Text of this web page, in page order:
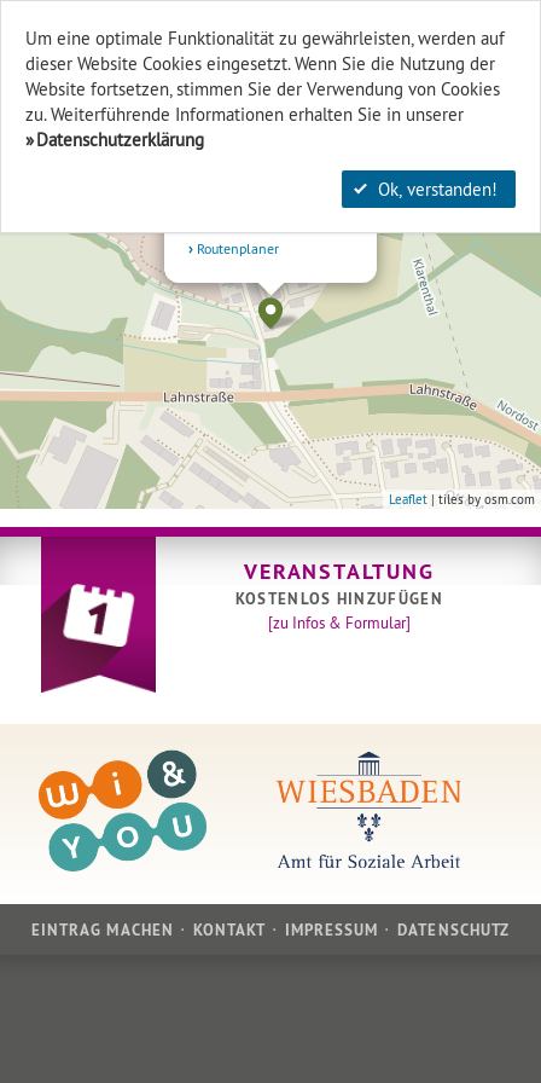
Finden & Filtern
Am Kloster Klarenthal 15
Routenplaner
+
Leaflet | tiles by osm.com
VERANSTALTUNG
KOSTENLOS HINZUFÜGEN
[zu Infos & Formular]
EINTRAG MACHEN KONTAKT IMPRESSUM DATENSCHUTZ
Um eine optimale Funktionalität zu gewährleisten, werden auf
dieser Website Cookies eingesetzt. Wenn Sie die Nutzung der
Website fort­setzen, stimmen Sie der Verwendung von Cookies
zu. Weiterführende Informationen erhalten Sie in unserer
Datenschutzerklärung
Ok, verstanden!